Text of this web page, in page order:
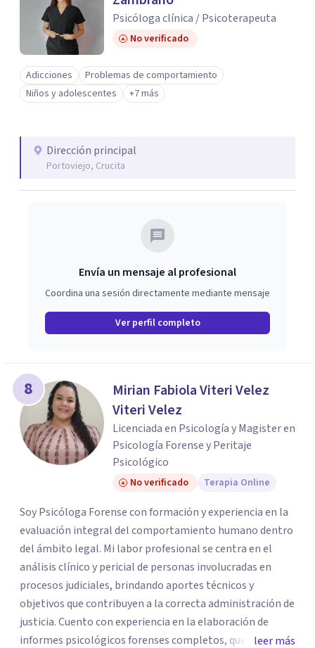
Psicóloga clínica / Psicoterapeuta
No verificado
Adicciones
Problemas de comportamiento
Niños y adolescentes
+7 más
Dirección principal
Portoviejo, Crucita
Envía un mensaje al profesional
Coordina una sesión directamente mediante mensaje
Ver perfil completo
8
Mirian Fabiola Viteri Velez
Viteri Velez
Licenciada en Psicología y Magister en
Psicología Forense y Peritaje
Psicológico
No verificado Terapia Online
Soy Psicóloga Forense con formación y experiencia en la
evaluación integral del comportamiento humano dentro
del ámbito legal. Mi labor profesional se centra en el
análisis clínico y pericial de personas involucradas en
procesos judiciales, brindando aportes técnicos y
objetivos que contribuyen a la correcta administración de
justicia. Cuento con experiencia en la elaboración de
informes psicológicos forenses completos, que incluyen
leer más